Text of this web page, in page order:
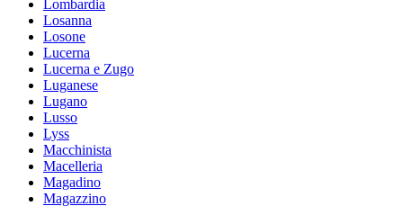
Lombardia
Losanna
Losone
Lucerna
Lucerna e Zugo
Luganese
Lugano
Lusso
Lyss
Macchinista
Macelleria
Magadino
Magazzino